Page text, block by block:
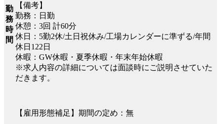
勤
務
時
間
【備考】
勤務：日勤
休憩：3回 計60分
休日：5勤2休/土日祝休み/工場カレンダーに準ずる/年間
休日122日
休暇：GW休暇・夏季休暇・年末年始休暇
※求人内容の詳細については面談時にご説明させていた
だきます。
【雇用形態補足】期間の定め：無